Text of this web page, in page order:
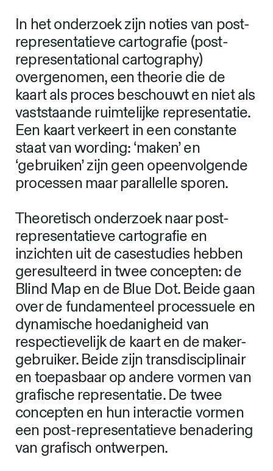
In het onderzoek zijn noties van post-
representatieve cartografie (post-
representational cartography)
overgenomen, een theorie die de
kaart als proces beschouwt en niet als
vaststaande ruimtelijke representatie.
Een kaart verkeert in een constante
staat van wording: ‘maken’ en
‘gebruiken’ zijn geen opeenvolgende
processen maar parallelle sporen.
Theoretisch onderzoek naar post-
representatieve cartografie en
inzichten uit de casestudies hebben
geresulteerd in twee concepten: de
Blind Map en de Blue Dot. Beide gaan
over de fundamenteel processuele en
dynamische hoedanigheid van
respectievelijk de kaart en de maker-
gebruiker. Beide zijn transdisciplinair
en toepasbaar op andere vormen van
grafische representatie. De twee
concepten en hun interactie vormen
een post-representatieve benadering
van grafisch ontwerpen.